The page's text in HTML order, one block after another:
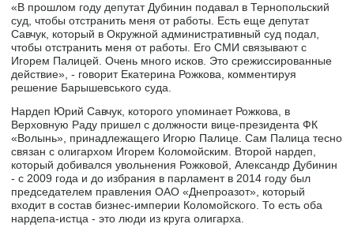
«В прошлом году депутат Дубинин подавал в Тернопольский
суд, чтобы отстранить меня от работы. Есть еще депутат
Савчук, который в Окружной административный суд подал,
чтобы отстранить меня от работы. Его СМИ связывают с
Игорем Палицей. Очень много исков. Это срежиссированные
действие», - говорит Екатерина Рожкова, комментируя
решение Барышевського суда.
Нардеп Юрий Савчук, которого упоминает Рожкова, в
Верховную Раду пришел с должности вице-президента ФК
«Волынь», принадлежащего Игорю Палице. Сам Палица тесно
связан с олигархом Игорем Коломойским. Второй нардеп,
который добивался увольнения Рожковой, Александр Дубинин
- с 2009 года и до избрания в парламент в 2014 году был
председателем правления ОАО «Днепроазот», который
входит в состав бизнес-империи Коломойского. То есть оба
нардепа-истца - это люди из круга олигарха.